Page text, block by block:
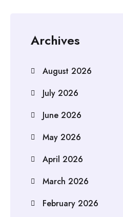
Archives
August 2026
July 2026
June 2026
May 2026
April 2026
March 2026
February 2026